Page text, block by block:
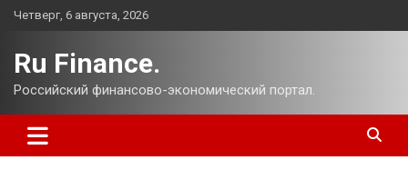
Перейти
Четверг, 6 августа, 2026
Ru Finance.
Российский финансово-экономический портал.